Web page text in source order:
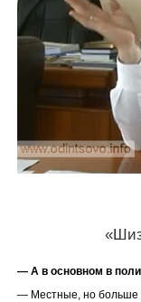
— А в основном в
— Местные, но больше